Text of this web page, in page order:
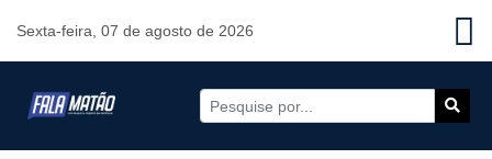
Sexta-feira, 07 de agosto de 2026